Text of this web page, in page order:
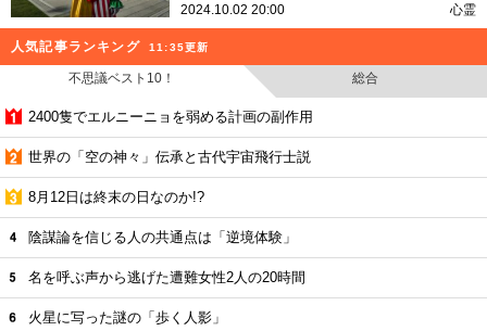
2024.10.02 20:00 心霊
人気記事ランキング 11:35更新
不思議ベスト10！ 総合
2400隻でエルニーニョを弱める計画の副作用
世界の「空の神々」伝承と古代宇宙飛行士説
8月12日は終末の日なのか!?
陰謀論を信じる人の共通点は「逆境体験」
名を呼ぶ声から逃げた遭難女性2人の20時間
火星に写った謎の「歩く人影」